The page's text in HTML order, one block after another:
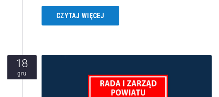
CZYTAJ WIĘCEJ
18
gru